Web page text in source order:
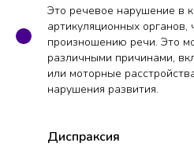
Это речевое нарушение в
артикуляционных
произношению речи. Это
различными причинами,
или моторные
нарушения развития.
Диспраксия